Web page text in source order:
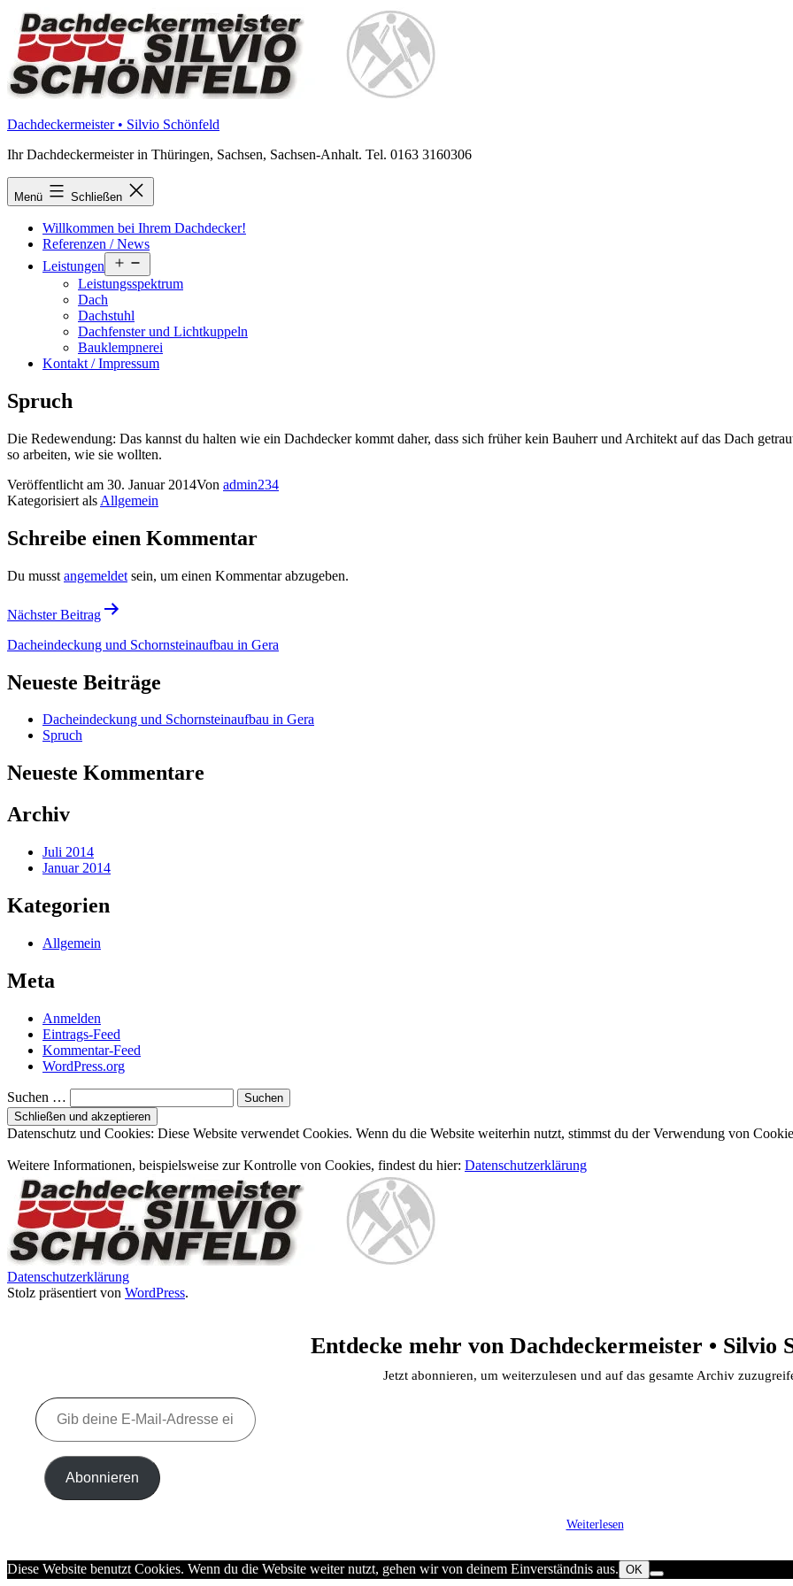
Zum
Inhalt
springen
Dachdeckermeister • Silvio Schönfeld
Ihr Dachdeckermeister in Thüringen, Sachsen, Sachsen-Anhalt. Tel. 0163 3160306
Menü Schließen
Willkommen bei Ihrem Dachdecker!
Referenzen / News
Leistungen
öffnen
Leistungsspektrum
Dach
Dachstuhl
Dachfenster und Lichtkuppeln
Bauklempnerei
Kontakt / Impressum
Spruch
Die Redewendung: Das kannst du halten wie ein Dachdecker kommt daher, dass sich früher kein Bauherr und Architekt auf das Dach
so arbeiten, wie sie wollten.
Veröffentlicht am 30. Januar 2014Von admin234
Kategorisiert als Allgemein
Schreibe einen Kommentar
Du musst angemeldet sein, um einen Kommentar abzugeben.
Beitragsnavigation
Nächster Beitrag
Dacheindeckung und Schornsteinaufbau in Gera
Neueste Beiträge
Dacheindeckung und Schornsteinaufbau in Gera
Spruch
Neueste Kommentare
Archiv
Juli 2014
Januar 2014
Kategorien
Allgemein
Meta
Anmelden
Eintrags-Feed
Kommentar-Feed
WordPress.org
Suchen …
Datenschutz und Cookies: Diese Website verwendet Cookies. Wenn du die Website weiterhin nutzt, stimmst du der Verwendung von
Weitere Informationen, beispielsweise zur Kontrolle von Cookies, findest du hier: Datenschutzerklärung
Datenschutzerklärung
Stolz präsentiert von WordPress.
Entdecke mehr von Dachdeckermeister • Silvio
Jetzt abonnieren, um weiterzulesen und auf das gesamte Archiv
Gib
deine
E-
Adresse
ein ... Abonnieren
Weiterlesen
Diese Website benutzt Cookies. Wenn du die Website weiter nutzt, gehen wir von deinem Einverständnis aus. OK